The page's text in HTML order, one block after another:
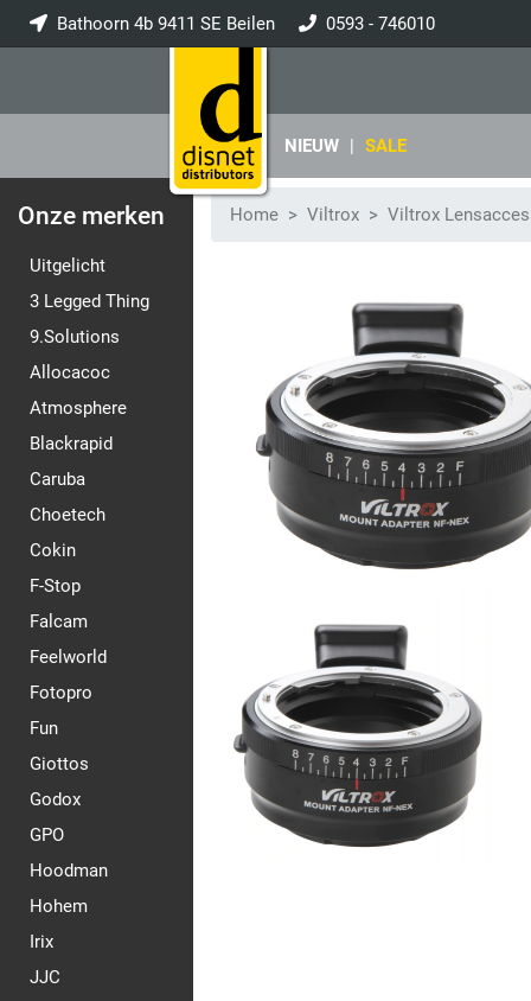
Bathoorn 4b 9411 SE Beilen 0593 - 746010
NIEUW | SALE
Onze merken
Uitgelicht
3 Legged Thing
9.Solutions
Allocacoc
Atmosphere
Blackrapid
Caruba
Choetech
Cokin
F-Stop
Falcam
Feelworld
Fotopro
Fun
Giottos
Godox
GPO
Hoodman
Hohem
Irix
JJC
Home Viltrox Viltrox